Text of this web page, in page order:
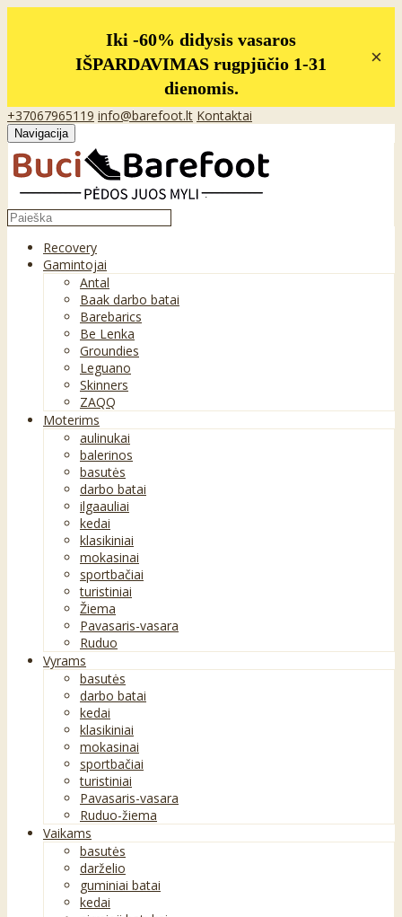
Iki -60% didysis vasaros
IŠPARDAVIMAS rugpjūčio 1-31
dienomis.
×
+37067965119 info@barefoot.lt Kontaktai
Navigacija
Recovery
Gamintojai
Antal
Baak darbo batai
Barebarics
Be Lenka
Groundies
Leguano
Skinners
ZAQQ
Moterims
aulinukai
balerinos
basutės
darbo batai
ilgaauliai
kedai
klasikiniai
mokasinai
sportbačiai
turistiniai
Žiema
Pavasaris-vasara
Ruduo
Vyrams
basutės
darbo batai
kedai
klasikiniai
mokasinai
sportbačiai
turistiniai
Pavasaris-vasara
Ruduo-žiema
Vaikams
basutės
darželio
guminiai batai
kedai